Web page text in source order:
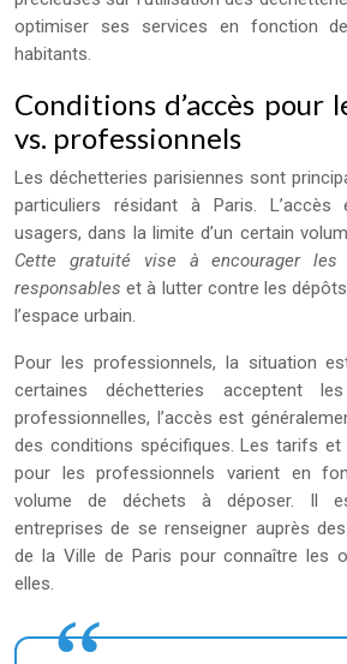
optimiser ses services en fonction
habitants.
Conditions d’accès pour
vs. professionnels
Les déchetteries parisiennes sont
particuliers résidant à Paris.
usagers, dans la limite d’un certain
Cette gratuité vise à encourager les
responsableset à lutter contre les
l’espace urbain.
Pour les professionnels, la situation
certaines déchetteries acceptent
professionnelles, l’accès est
des conditions spécifiques. Les tarifs et
pour les professionnels varient en
volume de déchets à déposer. Il
entreprises de se renseigner auprès
de la Ville de Paris pour connaître les
elles.